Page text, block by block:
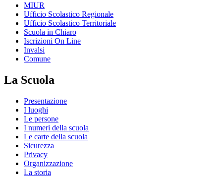
MIUR
Ufficio Scolastico Regionale
Ufficio Scolastico Territoriale
Scuola in Chiaro
Iscrizioni On Line
Invalsi
Comune
La Scuola
Presentazione
I luoghi
Le persone
I numeri della scuola
Le carte della scuola
Sicurezza
Privacy
Organizzazione
La storia